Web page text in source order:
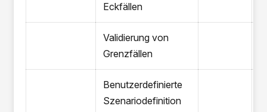
Eckfällen
Validierung von
Grenzfällen
Benutzerdefinierte
Szenariodefinition